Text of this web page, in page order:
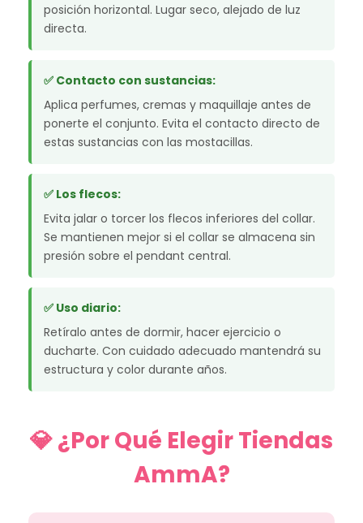
posición horizontal. Lugar seco, alejado de luz
directa.
✅ Contacto con sustancias:
Aplica perfumes, cremas y maquillaje antes de
ponerte el conjunto. Evita el contacto directo de
estas sustancias con las mostacillas.
✅ Los flecos:
Evita jalar o torcer los flecos inferiores del collar.
Se mantienen mejor si el collar se almacena sin
presión sobre el pendant central.
✅ Uso diario:
Retíralo antes de dormir, hacer ejercicio o
ducharte. Con cuidado adecuado mantendrá su
estructura y color durante años.
💎 ¿Por Qué Elegir Tiendas
AmmA?